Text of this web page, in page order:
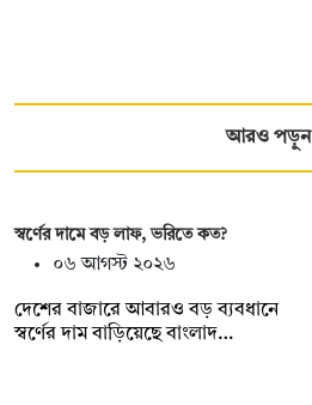
আরও পড়ুন
স্বর্ণের দামে বড় লাফ, ভরিতে কত?
০৬ আগস্ট ২০২৬
দেশের বাজারে আবারও বড় ব্যবধানে
স্বর্ণের দাম বাড়িয়েছে বাংলাদ…